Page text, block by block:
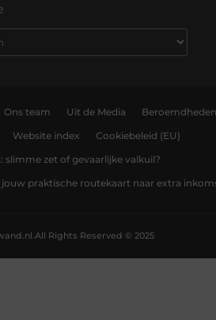
Ons team Uit de Media Beroemdheden
Website index Cookiebeleid (EU)
slimme zet of gevaarlijke valkuil?
jouw praktische routekaart naar extra
All Rights Reserved © 2025